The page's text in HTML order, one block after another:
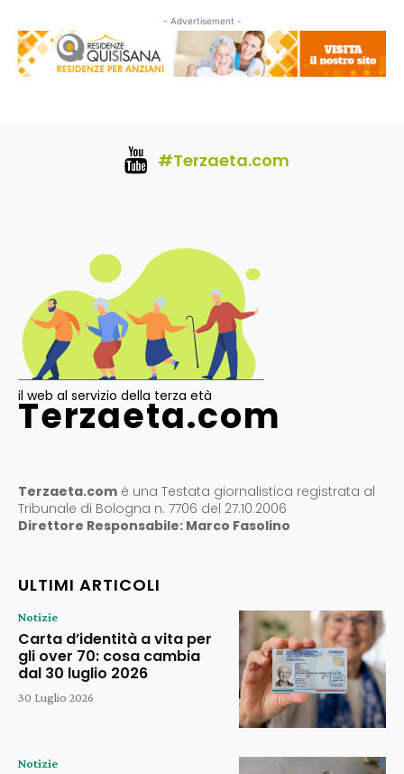
- Advertisement -
#Terzaeta.com
il web al servizio della terza età
Terzaeta.com
Terzaeta.com è una Testata giornalistica registrata al
Tribunale di Bologna n. 7706 del 27.10.2006
Direttore Responsabile: Marco Fasolino
ULTIMI ARTICOLI
Notizie
Carta d’identità a vita per
gli over 70: cosa cambia
dal 30 luglio 2026
30 Luglio 2026
Notizie